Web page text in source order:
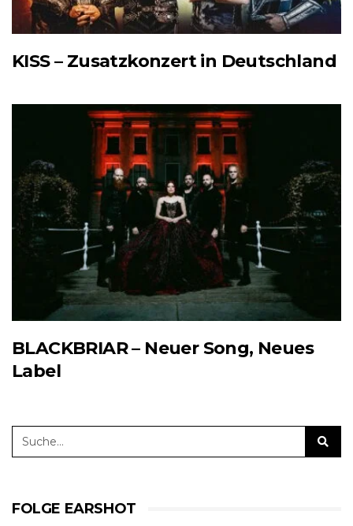
KISS – Zusatzkonzert in Deutschland
BLACKBRIAR – Neuer Song, Neues
Label
FOLGE EARSHOT